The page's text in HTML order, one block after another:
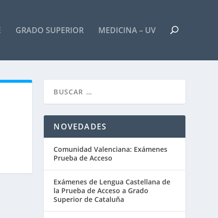
GRADO SUPERIOR MEDICINA – UV
NOVEDADES
Comunidad Valenciana: Exámenes
Prueba de Acceso
Exámenes de Lengua Castellana de
la Prueba de Acceso a Grado
Superior de Cataluña